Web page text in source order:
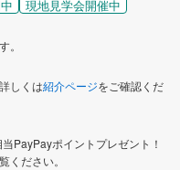
現地見学会開催中
。
しくは紹介ページをご確認くだ
PayPayポイントプレゼント！
ください。